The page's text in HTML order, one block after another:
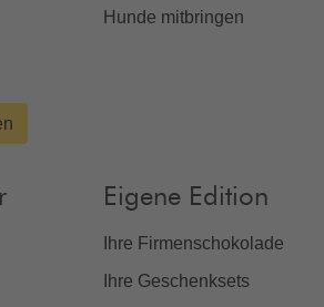
Hunde mitbringen
Eigene Edition
Ihre Firmenschokolade
Ihre Geschenksets